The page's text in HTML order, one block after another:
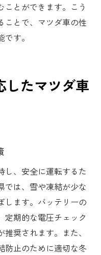
とができます。こう
ことで、マツダ車の性
す。
したマツダ車
し、安全に運転するた
では、雪や凍結が少な
します。バッテリーの
定期的な電圧チェック
奨されます。また、
防止のために適切な冬